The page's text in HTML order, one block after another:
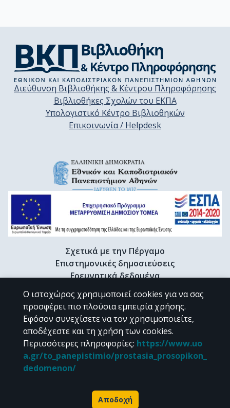
Διεύθυνση Βιβλιοθήκης & Κέντρου Πληροφόρησης
Βιβλιοθήκες Σχολών του ΕΚΠΑ
Υπολογιστικό Κέντρο Βιβλιοθηκών
Επικοινωνία / Helpdesk
Σχετικά με την Πέργαμο
Επιστημονικές δημοσιεύσεις
Ερευνητικά δεδομένα
Διδακτορικές διατριβές & Γκρίζα βιβλιογραφία
Προφίλ Ερευνητή
CC BY-NC 4.0
Εκτός αν αναφέρεται διαφορετικά, το υλικό της "Περγάμου" διατίθεται
Powered by
Ο ιστοχώρος χρησιμοποιεί cookies για να σας
προσφέρει πιο πλούσια εμπειρία χρήσης.
Εφόσον συνεχίσετε να τον χρησιμοποιείτε,
αποδέχεστε και τη χρήση των cookies.
Περισσότερες πληροφορίες: https://www.uo
a.gr/to_panepistimio/prostasia_prosopikon_
dedomenon/
Αποδοχή